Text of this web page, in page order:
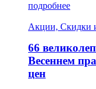
подробнее
Акции, Скидки
66
Весеннем
цен